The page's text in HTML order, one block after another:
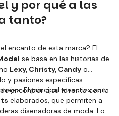
y por qué a las
tanto?
encanto de esta marca? El
se basa en las historias de
Lexy, Christy, Candy o
y pasiones específicas.
encontrar a su favorita con la
El principal atractivo son
elaborados, que permiten a
diseñadoras de moda. Los